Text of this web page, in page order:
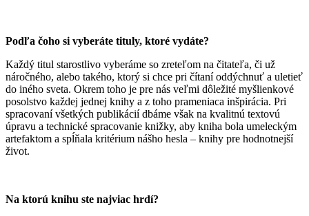
Podľa čoho si vyberáte tituly, ktoré vydáte?
Každý titul starostlivo vyberáme so zreteľom na čitateľa, či už
náročného, alebo takého, ktorý si chce pri čítaní oddýchnuť a uletieť
do iného sveta. Okrem toho je pre nás veľmi dôležité myšlienkové
posolstvo každej jednej knihy a z toho prameniaca inšpirácia. Pri
spracovaní všetkých publikácií dbáme však na kvalitnú textovú
úpravu a technické spracovanie knižky, aby kniha bola umeleckým
artefaktom a spĺňala kritérium nášho hesla – knihy pre hodnotnejší
život.
Na ktorú knihu ste najviac hrdí?